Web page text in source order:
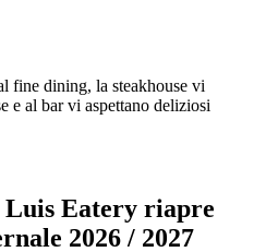
fine dining, la steakhouse vi
e al bar vi aspettano deliziosi
Eatery riapre
2026 / 2027